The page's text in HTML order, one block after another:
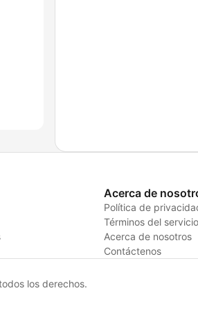
Acerca de
Política de
Términos del servicio
Acerca de nosotros
Contáctenos
los derechos.